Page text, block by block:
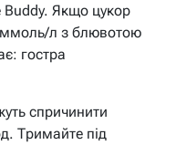
Buddy. Якщо цукор
ммоль/л з блювотою
гостра
спричинити
Тримайте під